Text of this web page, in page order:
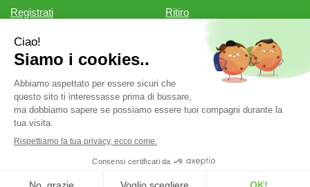
Registrati
Contatti
Ritiro
Informativa privacy
Condizioni di vendita
Farmacia Outlet è un marchio di Farmacia Belforte Snc.
P.Iva: 02550810200 cod. fiscale: 02550810200 REA: MN-
262276
Powered by Prenofa Web Design Fulcri srl